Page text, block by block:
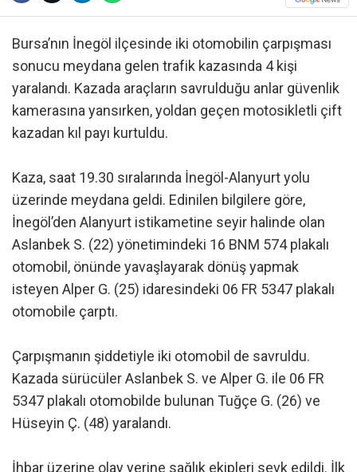
Bursa’nın İnegöl ilçesinde iki otomobilin çarpışması
sonucu meydana gelen trafik kazasında 4 kişi
yaralandı. Kazada araçların savrulduğu anlar güvenlik
kamerasına yansırken, yoldan geçen motosikletli çift
kazadan kıl payı kurtuldu.
Kaza, saat 19.30 sıralarında İnegöl-Alanyurt yolu
üzerinde meydana geldi. Edinilen bilgilere göre,
İnegöl’den Alanyurt istikametine seyir halinde olan
Aslanbek S. (22) yönetimindeki 16 BNM 574 plakalı
otomobil, önünde yavaşlayarak dönüş yapmak
isteyen Alper G. (25) idaresindeki 06 FR 5347 plakalı
otomobile çarptı.
Çarpışmanın şiddetiyle iki otomobil de savruldu.
Kazada sürücüler Aslanbek S. ve Alper G. ile 06 FR
5347 plakalı otomobilde bulunan Tuğçe G. (26) ve
Hüseyin Ç. (48) yaralandı.
İhbar üzerine olay yerine sağlık ekipleri sevk edildi. İlk